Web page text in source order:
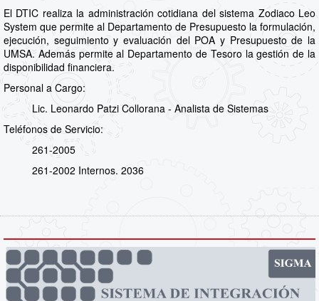
El DTIC realiza la administración cotidiana del sistema Zodiaco Leo
System que permite al Departamento de Presupuesto la formulación,
ejecución, seguimiento y evaluación del POA y Presupuesto de la
UMSA. Además permite al Departamento de Tesoro la gestión de la
disponibilidad financiera.
Personal a Cargo:
Lic. Leonardo Patzi Collorana - Analista de Sistemas
Teléfonos de Servicio:
261-2005
261-2002 Internos. 2036